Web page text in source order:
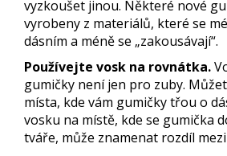
vyzkoušet jinou. Některé nové
vyrobeny z materiálů, které se
dásním a méně se „zakousávají“.
Používejte vosk na rovnátka.
gumičky není jen pro zuby.
místa, kde vám gumičky třou o
vosku na místě, kde se gumička
tváře, může znamenat rozdíl